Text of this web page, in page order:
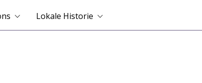
Lokale Historie